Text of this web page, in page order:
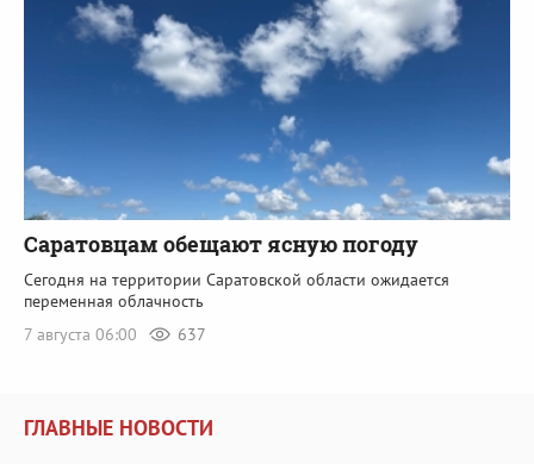
Саратовцам обещают ясную погоду
Сегодня на территории Саратовской области ожидается
переменная облачность
7 августа 06:00
637
ГЛАВНЫЕ НОВОСТИ